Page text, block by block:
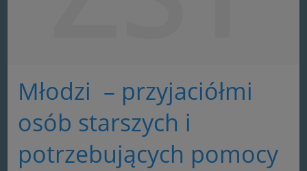
Młodzi – przyjaciółmi
osób starszych i
potrzebujących pomocy